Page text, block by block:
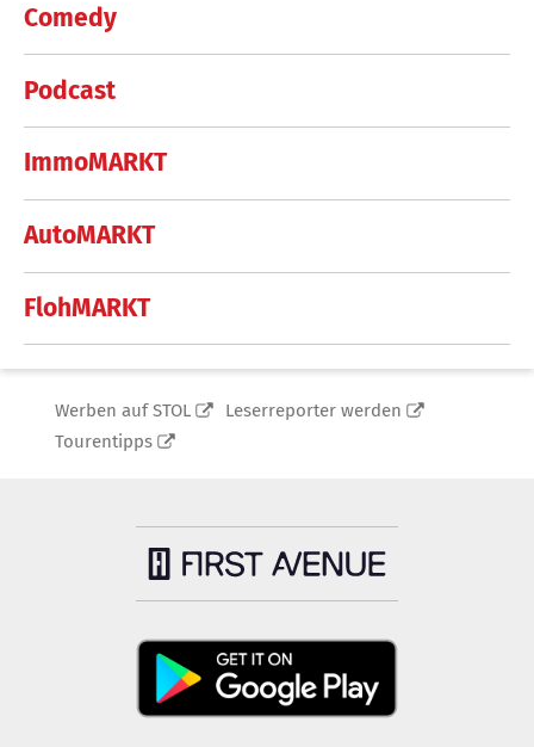
Comedy
Podcast
ImmoMARKT
AutoMARKT
FlohMARKT
Werben auf STOL
Leserreporter werden
Tourentipps